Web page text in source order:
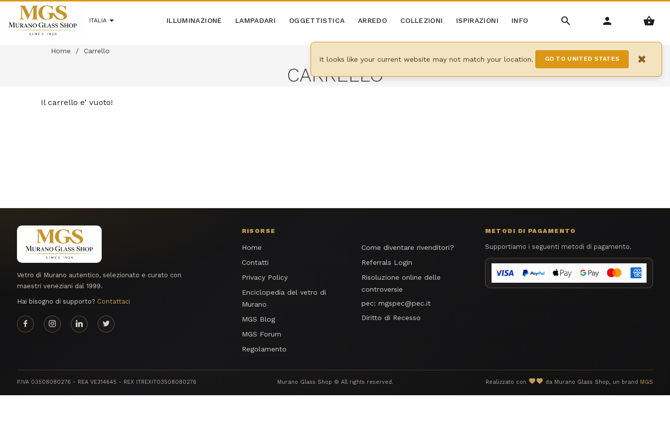
It looks like your current website may not match your location. GO TO UNITED STATES ×
ITALIA ILLUMINAZIONE LAMPADARI OGGETTISTICA ARREDO COLLEZIONI ISPIRAZIONI INFO
Home / Carrello
CARRELLO
Il carrello e' vuoto!
Vetro di Murano autentico, selezionato e curato con
maestri veneziani dal 1999.
Hai bisogno di supporto? Contattaci
RISORSE
Home
Contatti
Privacy Policy
Enciclopedia del vetro di
Murano
MGS Blog
MGS Forum
Regolamento
Come diventare rivenditori?
Referrals Login
Risoluzione online delle
controversie
pec: mgspec@pec.it
Diritto di Recesso
METODI DI PAGAMENTO
Supportiamo i seguenti metodi di pagamento.
P.IVA 03508080276 - REA VE314645 - REX ITREXIT03508080276 Murano Glass Shop © All rights reserved. Realizzato con favorite da Murano Glass Shop, un brand MGS